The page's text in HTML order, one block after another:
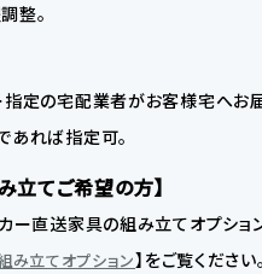
整。
定の宅配業者がお客様宅へお
れば指定可。
立てご希望の方】
ー直送家具の組み立てオプション
み立てオプション】をご覧ください。